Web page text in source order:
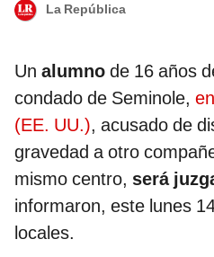
La República
Un alumno de 16 años
condado de Seminole,
(EE. UU.), acusado de
gravedad a otro
mismo centro, será
informaron, este lunes
locales.